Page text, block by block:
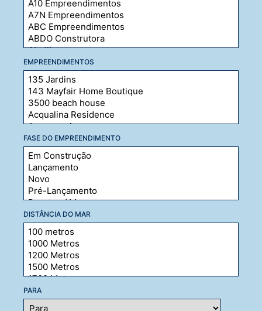
EMPREENDIMENTOS
FASE DO EMPREENDIMENTO
DISTÂNCIA DO MAR
PARA